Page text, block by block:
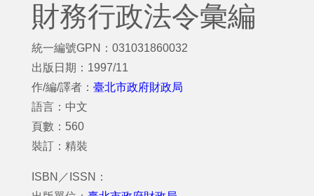
財務行政法令彙編
統一編號GPN：031031860032
出版日期：1997/11
作/編/譯者： 臺北市政府財政局
語言：中文
頁數：560
裝訂：精裝
ISBN／ISSN：